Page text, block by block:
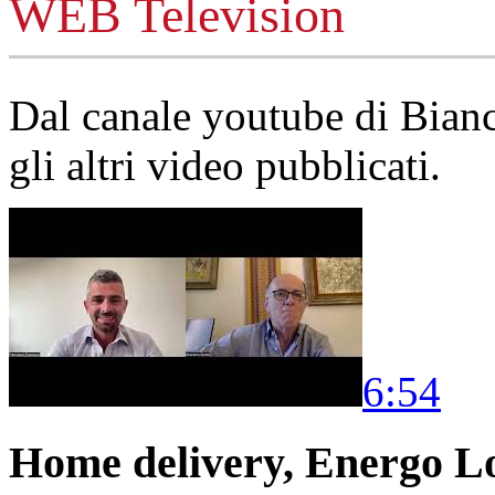
WEB Television
Dal canale youtube di
gli altri video pubblicati.
6:54
Home delivery, Energo